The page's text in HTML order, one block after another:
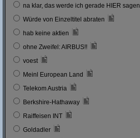
na klar, das werde ich gerade HIER sagen
Würde von Einzeltitel abraten
hab keine aktien
ohne Zweifel: AIRBUS!!
voest
Meinl European Land
Telekom Austria
Berkshire-Hathaway
Raiffeisen INT
Goldadler